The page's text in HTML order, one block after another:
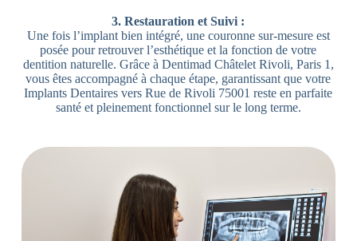
3. Restauration et Suivi :
Une fois l’implant bien intégré, une couronne sur-mesure est
posée pour retrouver l’esthétique et la fonction de votre
dentition naturelle. Grâce à Dentimad Châtelet Rivoli, Paris 1,
vous êtes accompagné à chaque étape, garantissant que votre
Implants Dentaires vers Rue de Rivoli 75001 reste en parfaite
santé et pleinement fonctionnel sur le long terme.